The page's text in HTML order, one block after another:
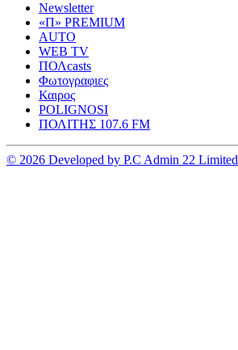
Newsletter
«Π» PREMIUM
AUTO
WEB TV
ΠΟΛcasts
Φωτογραφιες
Καιρος
POLIGNOSI
ΠΟΛΙΤΗΣ 107.6 FM
© 2026 Developed by P.C Admin 22 Limited